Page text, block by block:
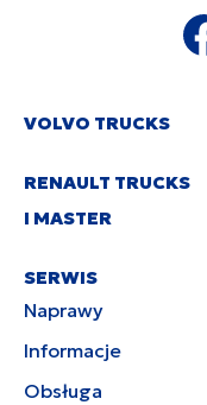
VOLVO TRUCKS
RENAULT TRUCKS
I MASTER
SERWIS
Naprawy
Informacje
Obsługa